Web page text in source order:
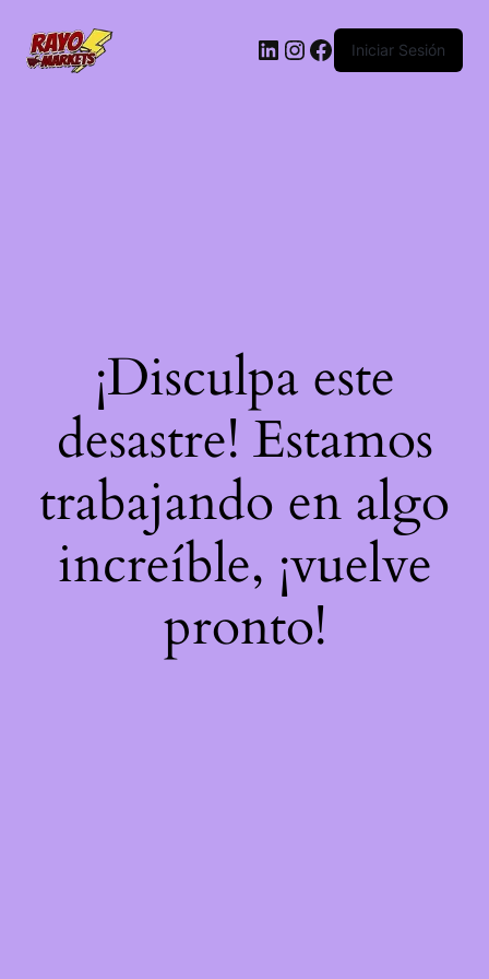
LinkedIn
Instagram
Facebook
Iniciar Sesión
¡Disculpa este
desastre! Estamos
trabajando en algo
increíble, ¡vuelve
pronto!